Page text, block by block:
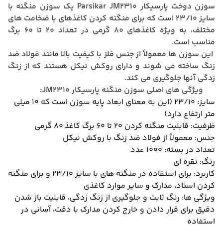
سوزن دوخت پارسیکار Parsikar JM2310
یک سوزن منگنه با
سایز 23/10 است که برای منگنه کردن کاغذهای با ضخامت های
مختلف، به ویژه کاغذهای 80 گرمی در تعداد 20 تا 60 برگ
مناسب است.
این سوزن ها معمولاً از جنس فلز با کیفیت بالا مانند فولاد ضد
زنگ ساخته می شوند و دارای روکش نیکل هستند که از زنگ
زدگی آنها جلوگیری می کند.
ویژگی های اصلی سوزن منگنه پارسیکار JM2310:
سایز:
23/10 (این به معنای ابعاد پایه سوزن است که 10 میلی
متر ارتفاع دارد)
ظرفیت: قابلیت منگنه کردن 20 تا 60 برگ کاغذ 80 گرمی
جنس: معمولاً از فولاد ضد زنگ با روکش نیکل
تعداد در بسته: 1000 عدد
رنگ: نقره ای
کاربرد:
برای استفاده در منگنه های با سایز 23/10 و برای منگنه
کردن اسناد، مدارک و سایر موارد کاغذی
ویژگی ها: رنگ ثابت و جلوگیری از زنگ زدگی، قابلیت باز شدن
دقیق برای قرار دادن و خارج کردن مدارک با دقت، آسانی در
استفاده